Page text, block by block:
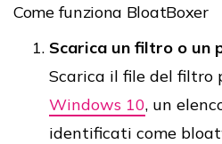
Come funziona BloatBoxer
Scarica un filtro o un
Scarica il file del filtro
Windows 10, un
identificati come